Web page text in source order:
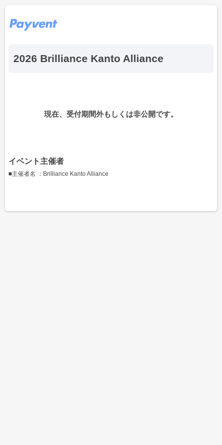
2026 Brilliance Kanto Alliance
現在、受付期間外もしくは非公開です。
イベント主催者
■主催者名 ：Brilliance Kanto Alliance